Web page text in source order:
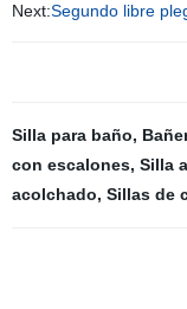
Next:Segundo libre
Silla para baño,
con escalones, Silla
acolchado, Sillas de